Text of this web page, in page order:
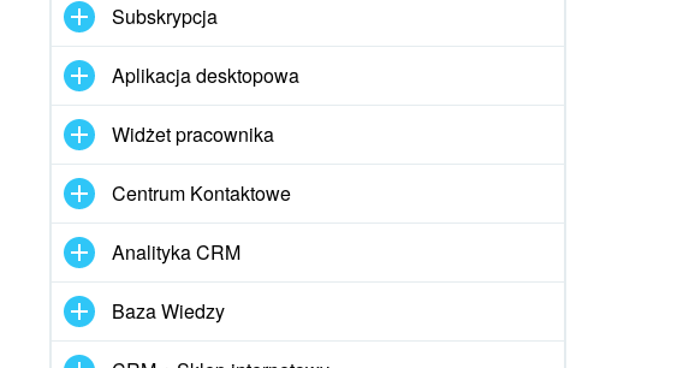
Subskrypcja
Aplikacja desktopowa
Widżet pracownika
Centrum Kontaktowe
Analityka CRM
Baza Wiedzy